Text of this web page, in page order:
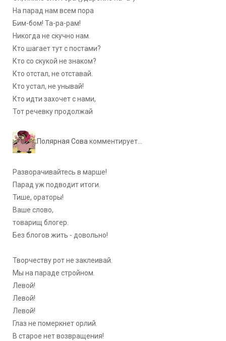
На парад нам всем пора
Бим-бом! Та-ра-рам!
Никогда не скучно нам.
Кто шагает тут с постами?
Кто со скукой не знаком?
Кто отстал, не отставай.
Кто устал, не унывай!
Кто идти захочет с нами,
Тот речевку продолжай
;Полярная Сова комментирует...
Разворачивайтесь в марше!
Парад уж подводит итоги.
Тише, ораторы!
Ваше слово,
товарищ блогер.
Без блогов жить - довольно!
Творчеству рот не заклеивай.
Мы на параде стройном.
Левой!
Левой!
Левой!
Глаз не померкнет орлий.
В старое нет возвращения!